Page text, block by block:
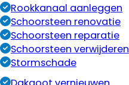
Rookkanaal aanleggen
Schoorsteen renovatie
Schoorsteen reparatie
Schoorsteen verwijderen
Stormschade